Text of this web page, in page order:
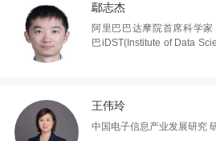
鄢志杰
阿里巴巴达摩院首席科学家
巴iDST(Institute of Data
王伟玲
中国电子信息产业发展研究